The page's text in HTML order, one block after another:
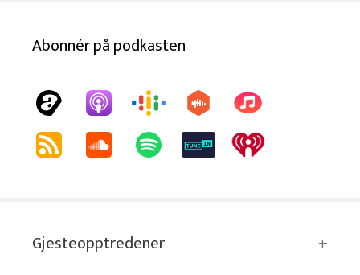
Abonnér på podkasten
Gjesteopptredener